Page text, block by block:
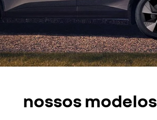
nossos modelos